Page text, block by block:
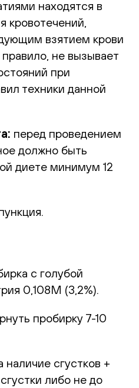
находятся в
кровотечений,
взятием крови
не вызывает
при
техники данной
перед проведением
должно быть
диете минимум 12
с голубой
0,108М (3,2%).
пробирку 7-10
наличие сгустков +
либо не до